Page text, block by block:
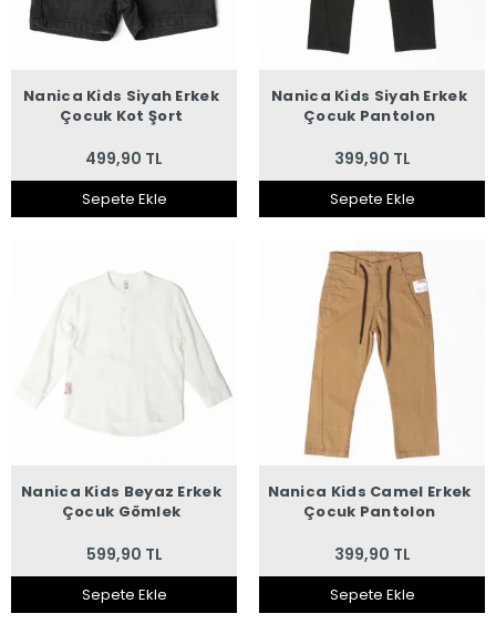
Nanica Kids Siyah Erkek
Çocuk Kot Şort
499,90 TL
Sepete Ekle
Nanica Kids Siyah Erkek
Çocuk Pantolon
399,90 TL
Sepete Ekle
Nanica Kids Beyaz Erkek
Çocuk Gömlek
599,90 TL
Sepete Ekle
Nanica Kids Camel Erkek
Çocuk Pantolon
399,90 TL
Sepete Ekle